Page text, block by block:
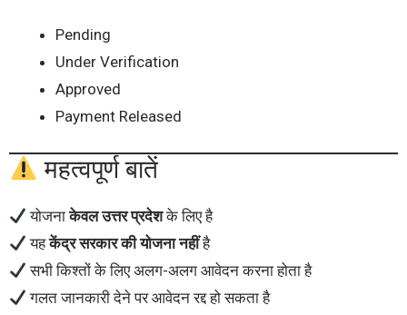
Pending
Under Verification
Approved
Payment Released
महत्वपूर्ण बातें
योजनाकेवल उत्तर प्रदेशके लिए है
यहकेंद्र सरकार की योजना नहींहै
सभी किश्तों के लिए अलग-अलग आवेदन करना होता है
गलत जानकारी देने पर आवेदन रद्द हो सकता है